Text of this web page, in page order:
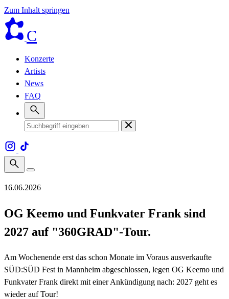
Zum Inhalt springen
C
Konzerte
Artists
News
FAQ
16.06.2026
OG Keemo und Funkvater Frank sind
2027 auf "360GRAD"-Tour.
Am Wochenende erst das schon Monate im Voraus ausverkaufte
SÜD:SÜD Fest in Mannheim abgeschlossen, legen OG Keemo und
Funkvater Frank direkt mit einer Ankündigung nach: 2027 geht es
wieder auf Tour!